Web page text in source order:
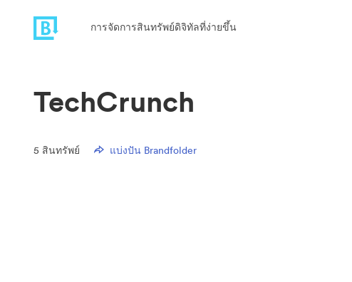
การจัดการสินทรัพย์ดิจิทัลที่ง่ายขึ้น
TechCrunch
5 สินทรัพย์ แบ่งปัน Brandfolder